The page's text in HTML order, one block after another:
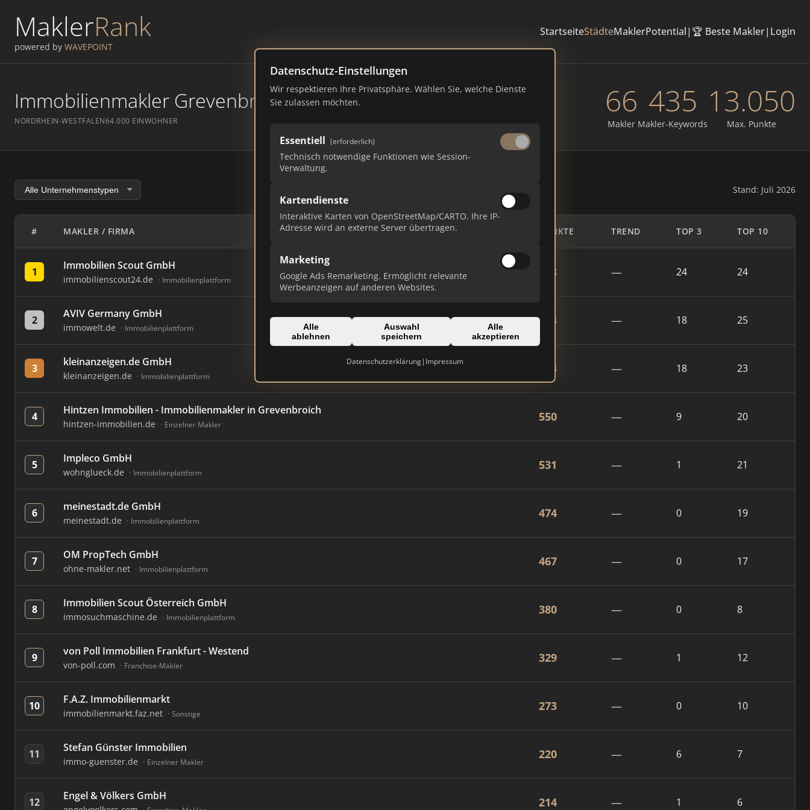
MaklerRank
powered by WAVEPOINT
StartseiteStädteMaklerPotential| 🏆 Beste Makler| Login
Datenschutz-Einstellungen
Wir respektieren Ihre Privatsphäre. Wählen Sie, welche Dienste
Sie zulassen möchten.
Essentiell (erforderlich)
Technisch notwendige Funktionen wie Session-
Verwaltung.
Kartendienste
Interaktive Karten von OpenStreetMap/CARTO. Ihre IP-
Adresse wird an externe Server übertragen.
Marketing
Google Ads Remarketing. Ermöglicht relevante
Werbeanzeigen auf anderen Websites.
Alle
ablehnen
Auswahl
speichern
Alle
akzeptieren
Datenschutzerklärung| Impressum
Immobilienmakler Grevenbroich – Ranking Juli 2026
NORDRHEIN-WESTFALEN64.000 EINWOHNER
66
Makler
435
Makler-Keywords
13.050
Max. Punkte
Stand: Juli 2026
# MAKLER / FIRMA PUNKTE TREND TOP 3 TOP 10
1 Immobilien Scout GmbH
immobilienscout24.de Immobilienplattform
798 — 24 24
2 AVIV Germany GmbH
immowelt.de Immobilienplattform
723 — 18 25
3 kleinanzeigen.de GmbH
kleinanzeigen.de Immobilienplattform
663 — 18 23
4 Hintzen Immobilien - Immobilienmakler in Grevenbroich
hintzen-immobilien.de Einzelner Makler
550 — 9 20
5 Impleco GmbH
wohnglueck.de Immobilienplattform
531 — 1 21
6 meinestadt.de GmbH
meinestadt.de Immobilienplattform
474 — 0 19
7 OM PropTech GmbH
ohne-makler.net Immobilienplattform
467 — 0 17
8 Immobilien Scout Österreich GmbH
immosuchmaschine.de Immobilienplattform
380 — 0 8
9 von Poll Immobilien Frankfurt - Westend
von-poll.com Franchise-Makler
329 — 1 12
10 F.A.Z. Immobilienmarkt
immobilienmarkt.faz.net Sonstige
273 — 0 10
11 Stefan Günster Immobilien
immo-guenster.de Einzelner Makler
220 — 6 7
12 Engel & Völkers GmbH 214 — 1 6